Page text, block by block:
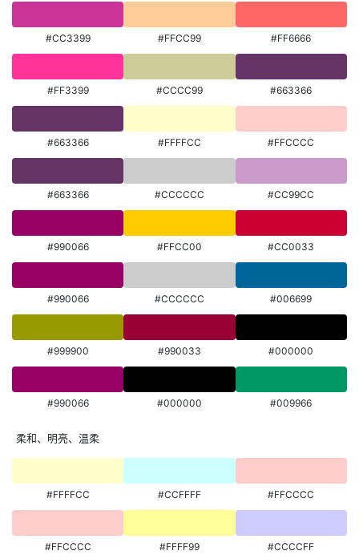
#CC3399 #FFCC99 #FF6666
#FF3399 #CCCC99 #663366
#663366 #FFFFCC #FFCCCC
#663366 #CCCCCC #CC99CC
#990066 #FFCC00 #CC0033
#990066 #CCCCCC #006699
#999900 #990033 #000000
#990066 #000000 #009966
柔和、明亮、温柔
#FFFFCC #CCFFFF #FFCCCC
#FFCCCC #FFFF99 #CCCCFF